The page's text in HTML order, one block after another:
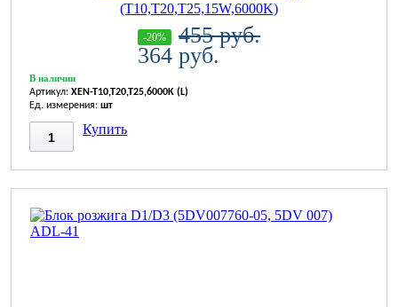
(T10,T20,T25,15W,6000K)
-20% 455 руб.
364 руб.
В наличии
Артикул: XEN-T10,T20,T25,6000K (L)
Ед. измерения: шт
Купить